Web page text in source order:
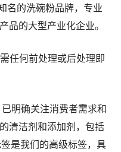
名的洗碗粉品牌，专业
品的大型产业化企业。
任何前处理或后处理即
明确关注消费者需求和
清洁剂和添加剂，包括
是我们的高级标签，具